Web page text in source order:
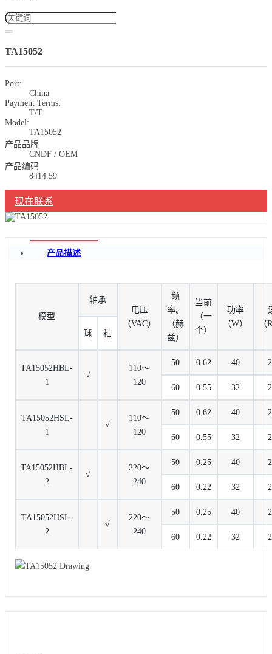
TA15052
Port:
China
Payment Terms:
T/T
Model:
TA15052
产品品牌
CNDF / OEM
产品编码
8414.59
现在联系
产品描述
模型
轴承
电压
（VAC）
频
率。
（赫
兹）
当前
（一
个）
功率
（W）
（
球
袖
TA15052HBL-
1
√
110〜
120
50 0.62 40
60 0.55 32
TA15052HSL-
1
√
110〜
120
50 0.62 40
60 0.55 32
TA15052HBL-
2
√
220〜
240
50 0.25 40
60 0.22 32
TA15052HSL-
2
√
220〜
240
50 0.25 40
60 0.22 32